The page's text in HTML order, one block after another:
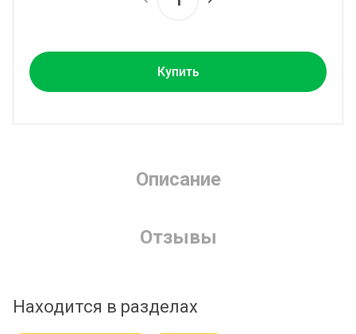
Купить
Описание
Отзывы
Находится в разделах